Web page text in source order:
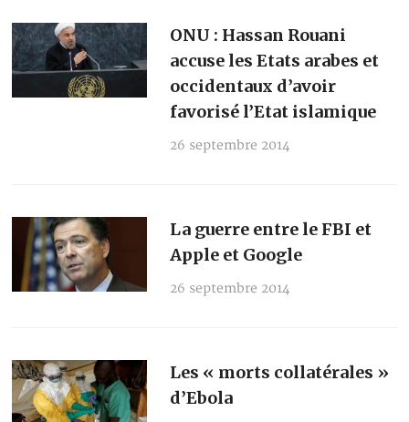
ONU : Hassan Rouani
accuse les Etats arabes et
occidentaux d’avoir
favorisé l’Etat islamique
26 septembre 2014
La guerre entre le FBI et
Apple et Google
26 septembre 2014
Les « morts collatérales »
d’Ebola